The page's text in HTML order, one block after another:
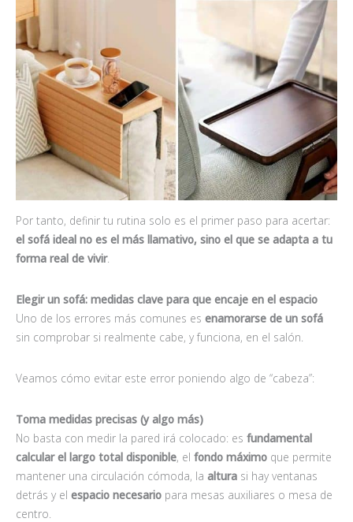
Por tanto, definir tu rutina solo es el primer paso para acertar:
el sofá ideal no es el más llamativo, sino el que se adapta a tu
forma real de vivir.
Elegir un sofá: medidas clave para que encaje en el espacio
Uno de los errores más comunes es enamorarse de un sofá
sin comprobar si realmente cabe, y funciona, en el salón.
Veamos cómo evitar este error poniendo algo de “cabeza”:
Toma medidas precisas (y algo más)
No basta con medir la pared irá colocado: es fundamental
calcular el largo total disponible, el fondo máximo que permite
mantener una circulación cómoda, la altura si hay ventanas
detrás y el espacio necesario para mesas auxiliares o mesa de
centro.